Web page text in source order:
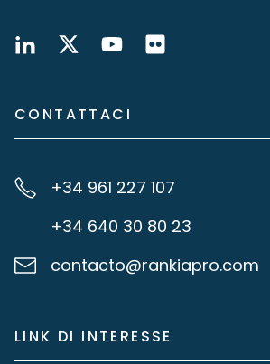
CONTATTACI
+34 961 227 107
+34 640 30 80 23
contacto@rankiapro.com
LINK DI INTERESSE